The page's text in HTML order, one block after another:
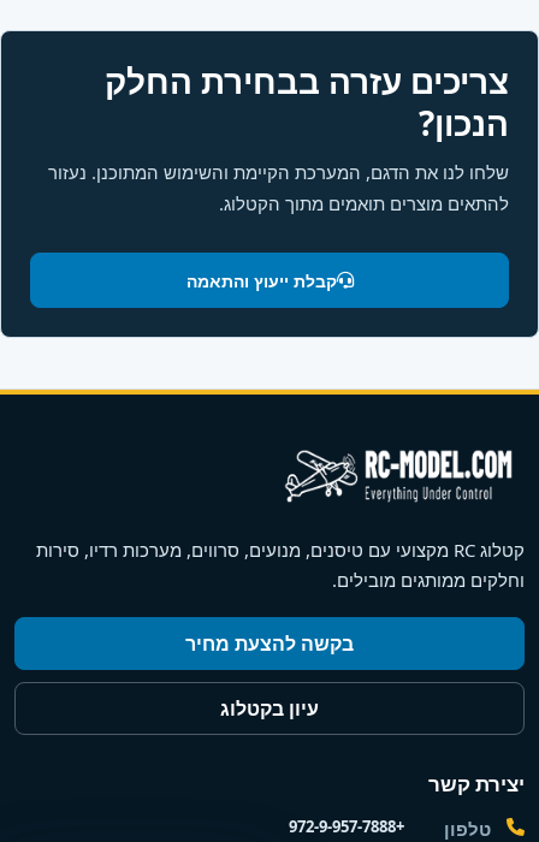
צריכים עזרה בבחירת החלק
הנכון?
שלחו לנו את הדגם, המערכת הקיימת והשימוש המתוכנן. נעזור
להתאים מוצרים תואמים מתוך הקטלוג.
קבלת ייעוץ והתאמה
קטלוג RC מקצועי עם טיסנים, מנועים, סרווים, מערכות רדיו, סירות
וחלקים ממותגים מובילים.
בקשה להצעת מחיר
עיון בקטלוג
יצירת קשר
טלפון +972-9-957-7888